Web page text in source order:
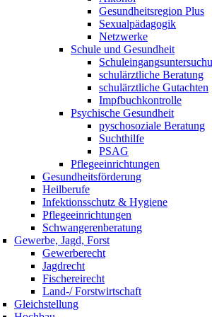
Gesundheitsregion Plus
Sexualpädagogik
Netzwerke
Schule und Gesundheit
schulärztliche Beratung
schulärztliche Gutachten
Impfbuchkontrolle
Psychische Gesundheit
pyschosoziale Beratung
Suchthilfe
PSAG
Pflegeeinrichtungen
Gesundheitsförderung
Heilberufe
Infektionsschutz & Hygiene
Pflegeeinrichtungen
Schwangerenberatung
Gewerbe, Jagd, Forst
Gewerberecht
Jagdrecht
Fischereirecht
Land-/ Forstwirtschaft
Gleichstellung